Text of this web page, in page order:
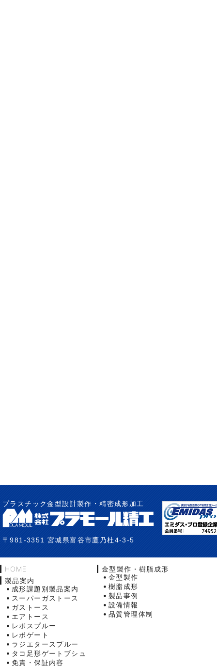
プラスチック金型設計製作・精密成形加工
〒981-3351 宮城県富谷市鷹乃杜4-3-5
HOME
製品案内
成形課題別製品案内
スーパーガストース
ガストース
エアトース
レボスプルー
レボゲート
ラジエタースプルー
タコ足形ゲートブシュ
免責・保証内容
金型製作・樹脂成形
金型製作
樹脂成形
製品事例
設備情報
品質管理体制